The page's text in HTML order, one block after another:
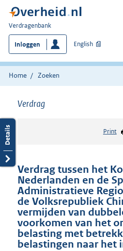
U
bent
hier:
Verdragenbank
Inloggen English
Home Zoeken
Verdrag
Print
Verdrag tussen het
Nederlanden en de
Administratieve
de Volksrepubliek
vermijden van
voorkomen van het
belasting met
belastingen naar het